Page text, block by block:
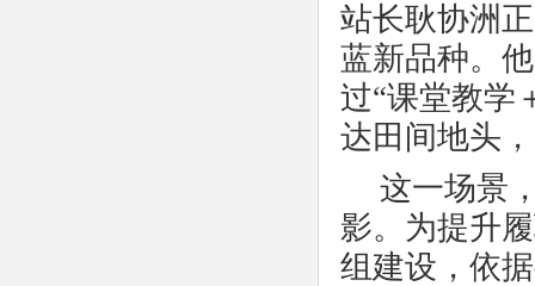
站长耿协洲
蓝新品种。
过“课堂教学
达田间地头
这一场景
影。为提升
组建设，依